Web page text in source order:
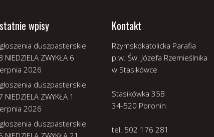
wpisy
duszpasterskie
NIEDZIELA ZWYKŁA 6
2026
duszpasterskie
NIEDZIELA ZWYKŁA 1
2026
duszpasterskie
Kontakt
Rzymskokatolicka Parafia
p.w. Św. Józefa Rzemieślnika
w Stasikówce
Stasikówka 35B
34-520 Poronin
tel. 502 176 281